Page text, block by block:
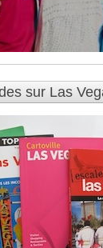
sur Las